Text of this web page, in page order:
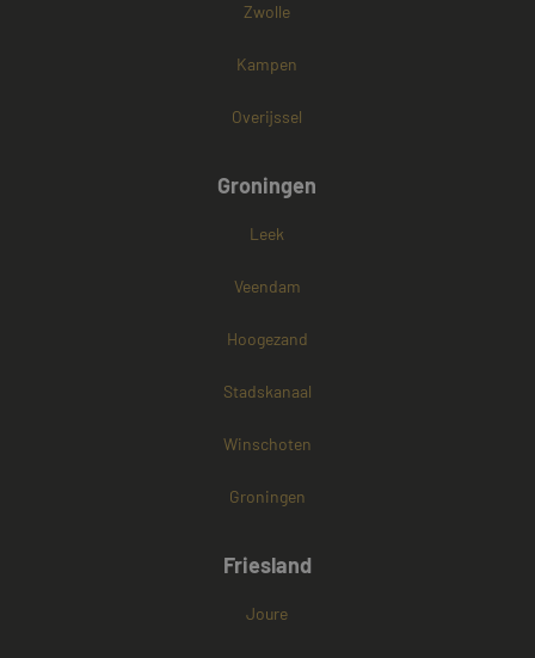
Zwolle
Kampen
Overijssel
Groningen
Leek
Veendam
Hoogezand
Stadskanaal
Winschoten
Groningen
Friesland
Joure